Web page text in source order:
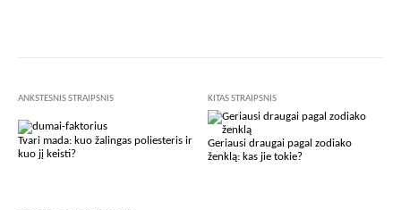
ANKSTESNIS STRAIPSNIS
Tvari mada: kuo žalingas poliesteris ir
kuo jį keisti?
KITAS STRAIPSNIS
Geriausi draugai pagal zodiako
ženklą: kas jie tokie?